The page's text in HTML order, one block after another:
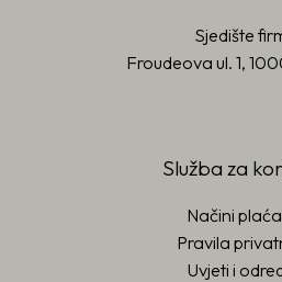
Sjedište
Froudeova ul. 1,
Služba za
Načini
Pravila
Uvjeti i